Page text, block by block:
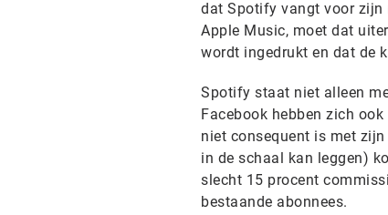
dat Spotify vangt voor zijn
Apple Music, moet dat
wordt ingedrukt en dat de
Spotify staat niet alleen
Facebook hebben zich
niet consequent is met
in de schaal kan leggen)
slecht 15 procent
bestaande abonnees.